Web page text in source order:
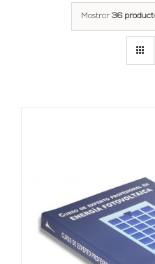
Mostrar 36